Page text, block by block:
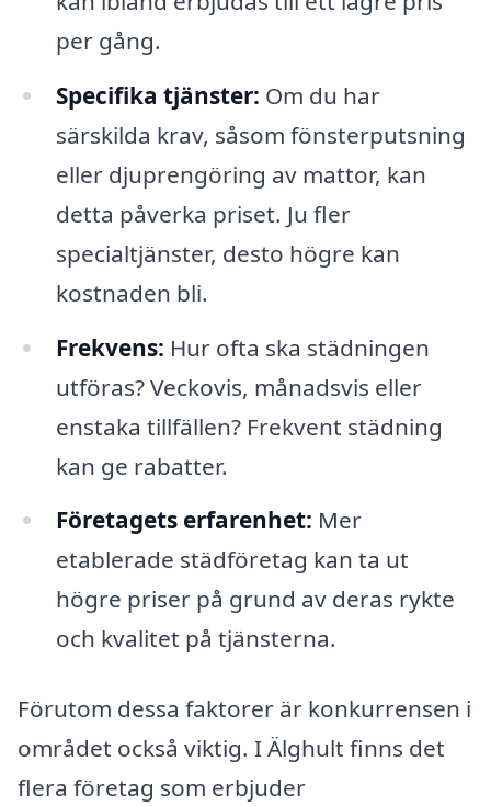
per gång.
Specifika tjänster: Om du har
särskilda krav, såsom fönsterputsning
eller djuprengöring av mattor, kan
detta påverka priset. Ju fler
specialtjänster, desto högre kan
kostnaden bli.
Frekvens: Hur ofta ska städningen
utföras? Veckovis, månadsvis eller
enstaka tillfällen? Frekvent städning
kan ge rabatter.
Företagets erfarenhet: Mer
etablerade städföretag kan ta ut
högre priser på grund av deras rykte
och kvalitet på tjänsterna.
Förutom dessa faktorer är konkurrensen i
området också viktig. I Älghult finns det
flera företag som erbjuder